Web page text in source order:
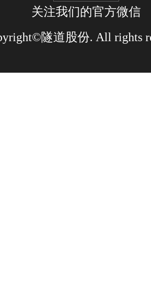
关注我们的官方微信
隧道股份. All rights